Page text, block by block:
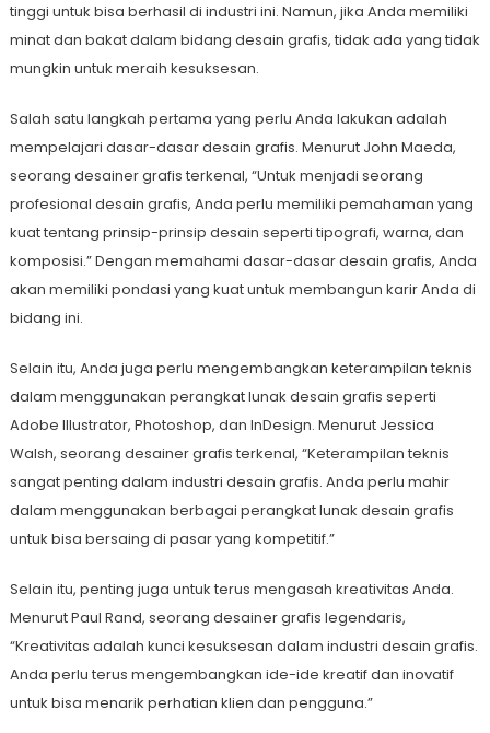
tinggi untuk bisa berhasil di industri ini. Namun, jika Anda memiliki
minat dan bakat dalam bidang desain grafis, tidak ada yang tidak
mungkin untuk meraih kesuksesan.
Salah satu langkah pertama yang perlu Anda lakukan adalah
mempelajari dasar-dasar desain grafis. Menurut John Maeda,
seorang desainer grafis terkenal, “Untuk menjadi seorang
profesional desain grafis, Anda perlu memiliki pemahaman yang
kuat tentang prinsip-prinsip desain seperti tipografi, warna, dan
komposisi.” Dengan memahami dasar-dasar desain grafis, Anda
akan memiliki pondasi yang kuat untuk membangun karir Anda di
bidang ini.
Selain itu, Anda juga perlu mengembangkan keterampilan teknis
dalam menggunakan perangkat lunak desain grafis seperti
Adobe Illustrator, Photoshop, dan InDesign. Menurut Jessica
Walsh, seorang desainer grafis terkenal, “Keterampilan teknis
sangat penting dalam industri desain grafis. Anda perlu mahir
dalam menggunakan berbagai perangkat lunak desain grafis
untuk bisa bersaing di pasar yang kompetitif.”
Selain itu, penting juga untuk terus mengasah kreativitas Anda.
Menurut Paul Rand, seorang desainer grafis legendaris,
“Kreativitas adalah kunci kesuksesan dalam industri desain grafis.
Anda perlu terus mengembangkan ide-ide kreatif dan inovatif
untuk bisa menarik perhatian klien dan pengguna.”